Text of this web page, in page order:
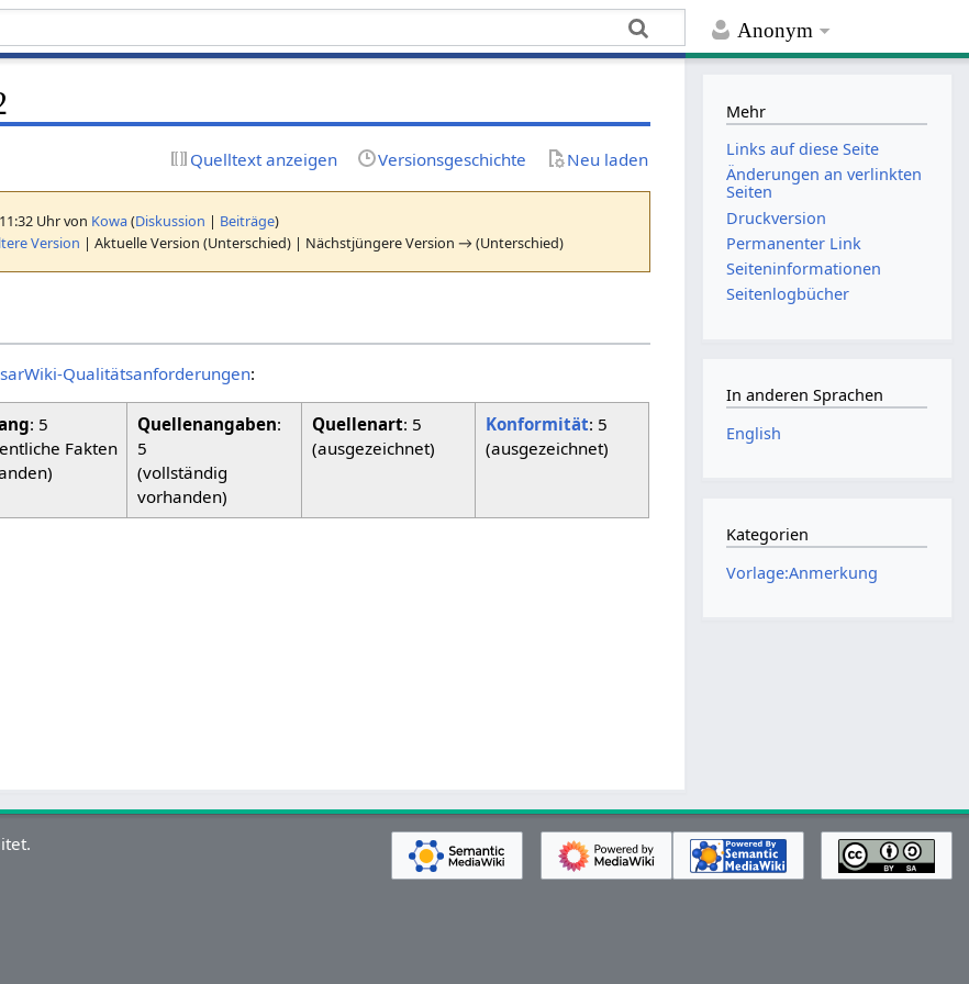
Anonym
Quelltext anzeigen Versionsgeschichte Neu laden
Uhr von Kowa(Diskussion | Beiträge)
Version | Aktuelle Version (Unterschied) | Nächstjüngere Version → (Unterschied)
Qualitätsanforderungen:
: 5
Fakten
Quellenangaben:
5
(vollständig
vorhanden)
Quellenart: 5
(ausgezeichnet)
Konformität: 5
(ausgezeichnet)
Mehr
Links auf diese Seite
Änderungen an verlinkten
Seiten
Druckversion
Permanenter Link
Seiten­­informationen
Seitenlogbücher
In anderen Sprachen
English
Kategorien
Vorlage:Anmerkung